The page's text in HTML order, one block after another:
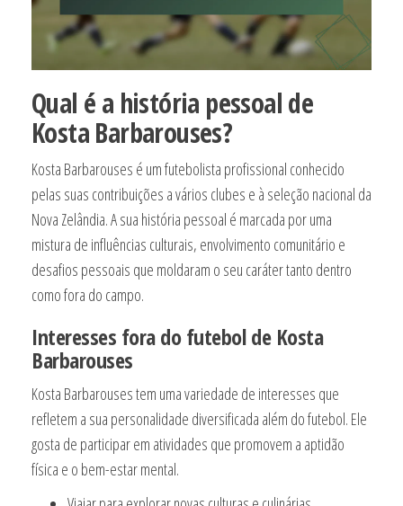
Qual é a história pessoal de
Kosta Barbarouses?
Kosta Barbarouses é um futebolista profissional conhecido
pelas suas contribuições a vários clubes e à seleção nacional da
Nova Zelândia. A sua história pessoal é marcada por uma
mistura de influências culturais, envolvimento comunitário e
desafios pessoais que moldaram o seu caráter tanto dentro
como fora do campo.
Interesses fora do futebol de Kosta
Barbarouses
Kosta Barbarouses tem uma variedade de interesses que
refletem a sua personalidade diversificada além do futebol. Ele
gosta de participar em atividades que promovem a aptidão
física e o bem-estar mental.